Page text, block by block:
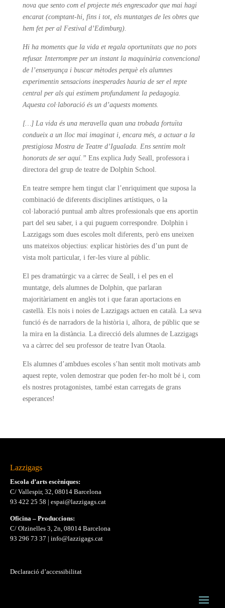
nova que sento com el projecte més engrescador que mai hagi
encarat (comptant-hi, fins i tot, els muntatges de les obres que
hem fet per al Festival d’Edimburg).
Hi ha moments que la vida et regala oportunitats que no pots
refusar. Interrompre per un instant la maquinària convencional
de l’ensenyança i buscar mètodes perquè els alumnes
experimentin sensacions inesperades hauria de ser el repte
central per als qui estimem profundament la pedagogia.
Aquesta col·laboració és un d’aquests moments.
[…] La vida és una meravella quan una trobada fortuïta
condueix a un lloc mai imaginat i, encara més, a actuar a la
prestigiosa Mostra de Teatre d’Igualada. Ens sentim molt
honorats de ser aquí.” Ens explica Judy Seall, professora i
directora del grup de teatre de Dolphin School.
En teatre sempre hem tingut clar l’enriquiment que suposa la
combinació de diferents disciplines artístiques, o la
col·laboració puntual amb altres professionals que ens aportin
part del seu saber, i a qui puguem correspondre. Dolphin i
Lazzigags som dues escoles molt diferents, però ens uneixen
uns mateixos objectius: explicar històries des d’un punt de
vista molt particular, i fer-les viure al públic.
El pes dramatúrgic va a càrrec de Seall, i el pes en el
muntatge, dels alumnes de Dolphin, que parlaran
majoritàriament en anglès tot i que faran aportacions en
castellà. Els nois i noies de Lazzigags actuen en català. La seva
funció és de narradors de la història i, alhora, de públic que se
la mira en la distància. La direcció dels alumnes de Lazzigags
va a càrrec del seu professor de teatre Ivan Otaola.
Els alumnes d’ambdues escoles s’han sentit molt motivats amb
aquest repte, volen demostrar que poden fer-ho molt bé i, com
els nostres protagonistes, també estan carregats de grans
esperances!
Lazzigags
Escola d’arts escèniques:
C/ Vallespir, 32, 08014 Barcelona
93 422 25 58 | espai@lazzigags.cat
Oficina – Produccions:
C/ Olzinelles 3, 2n, 08014 Barcelona
93 296 73 37 | info@lazzigags.cat
Declaració d’accessibilitat